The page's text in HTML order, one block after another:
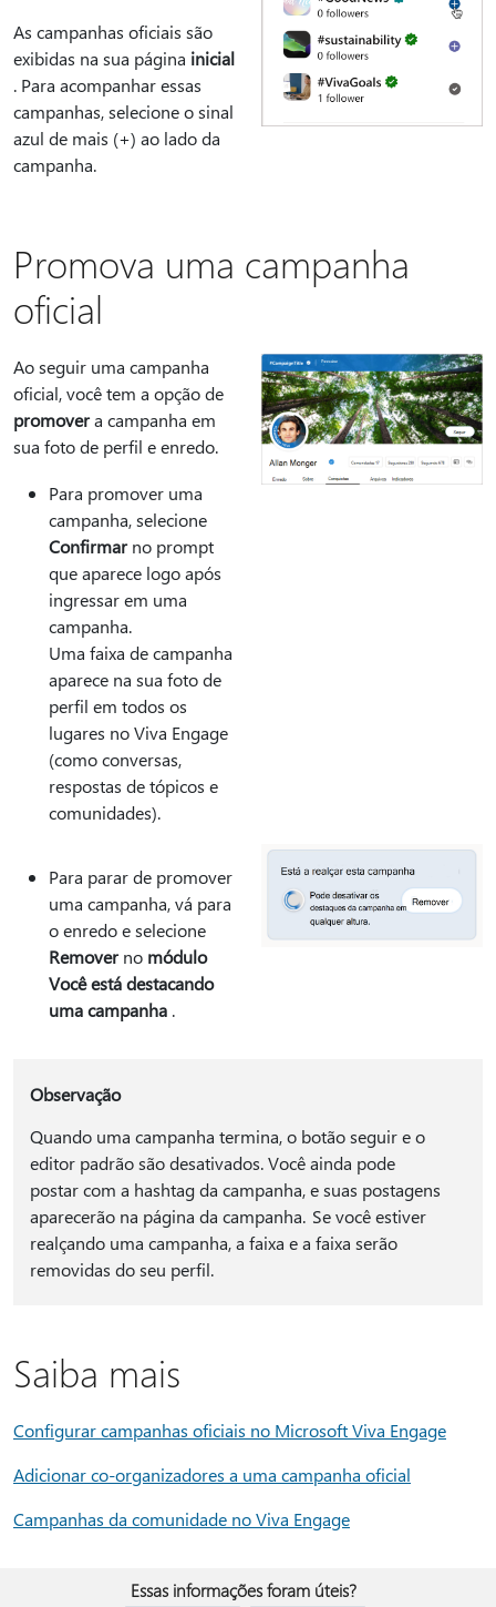
As campanhas oficiais são
exibidas na sua página inicial
. Para acompanhar essas
campanhas, selecione o sinal
azul de mais (+) ao lado da
campanha.
Promova uma campanha
oficial
Ao seguir uma campanha
oficial, você tem a opção de
promovera campanha em
sua foto de perfil e enredo.
Para promover uma
campanha, selecione
Confirmarno prompt
que aparece logo após
ingressar em uma
campanha.
Uma faixa de campanha
aparece na sua foto de
perfil em todos os
lugares no Viva Engage
(como conversas,
respostas de tópicos e
comunidades).
Para parar de promover
uma campanha, vá para
o enredo e selecione
Removerno módulo
Você está destacando
uma campanha .
Observação
Quando uma campanha termina, o botão seguir e o
editor padrão são desativados. Você ainda pode
postar com a hashtag da campanha, e suas postagens
aparecerão na página da campanha. Se você estiver
realçando uma campanha, a faixa e a faixa serão
removidas do seu perfil.
Saiba mais
Configurar campanhas oficiais no Microsoft Viva Engage
Adicionar co-organizadores a uma campanha oficial
Campanhas da comunidade no Viva Engage
Essas informações foram úteis?